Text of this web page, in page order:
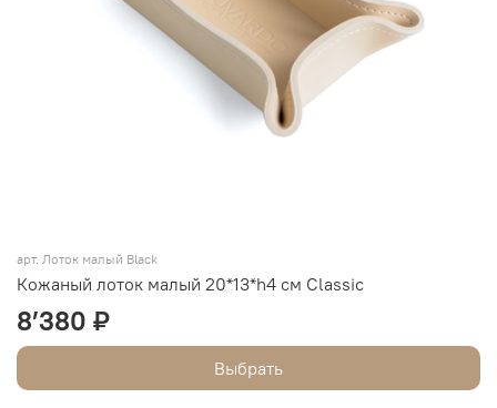
арт. Лоток малый Black
Кожаный лоток малый 20*13*h4 см Classic
8’380 ₽
Выбрать